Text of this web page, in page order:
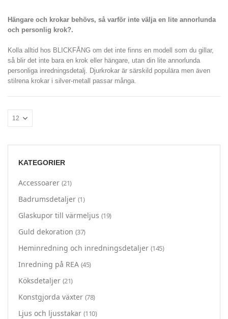
Hängare och krokar behövs, så varför inte välja en lite annorlunda
och personlig krok?.
Kolla alltid hos BLICKFÅNG om det inte finns en modell som du gillar,
så blir det inte bara en krok eller hängare, utan din lite annorlunda
personliga inredningsdetalj. Djurkrokar är särskild populära men även
stilrena krokar i silver-metall passar många.
KATEGORIER
Accessoarer (21)
Badrumsdetaljer (1)
Glaskupor till värmeljus (19)
Guld dekoration (37)
Heminredning och inredningsdetaljer (145)
Inredning på REA (45)
Köksdetaljer (21)
Konstgjorda växter (78)
Ljus och ljusstakar (110)